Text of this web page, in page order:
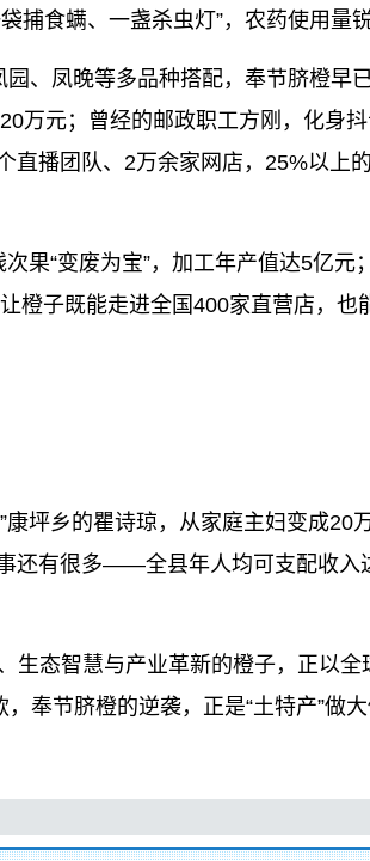
捕食螨、一盏杀虫灯”，农药使用量
、凤晚等多品种搭配，奉节脐橙早
万元；曾经的邮政职工方刚，化身
播团队、2万余家网店，25%以上
果“变废为宝”，加工年产值达5亿元
橙子既能走进全国400家直营店，也
坪乡的瞿诗琼，从家庭主妇变成20
还有很多——全县年人均可支配收入
态智慧与产业革新的橙子，正以
，奉节脐橙的逆袭，正是“土特产”